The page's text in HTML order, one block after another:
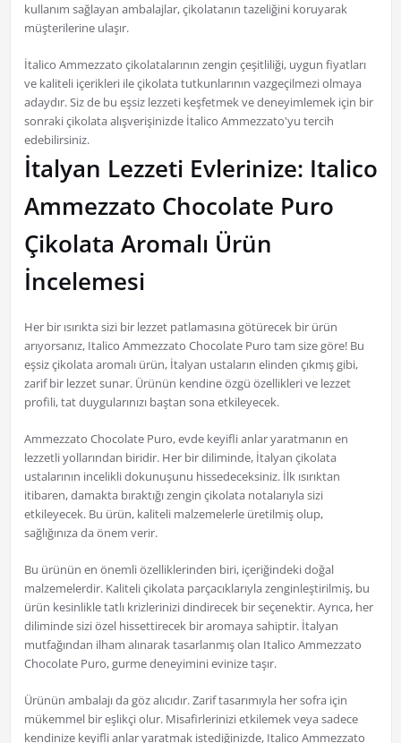
kullanım sağlayan ambalajlar, çikolatanın tazeliğini koruyarak
müşterilerine ulaşır.
İtalico Ammezzato çikolatalarının zengin çeşitliliği, uygun fiyatları
ve kaliteli içerikleri ile çikolata tutkunlarının vazgeçilmezi olmaya
adaydır. Siz de bu eşsiz lezzeti keşfetmek ve deneyimlemek için bir
sonraki çikolata alışverişinizde İtalico Ammezzato'yu tercih
edebilirsiniz.
İtalyan Lezzeti Evlerinize: Italico
Ammezzato Chocolate Puro
Çikolata Aromalı Ürün
İncelemesi
Her bir ısırıkta sizi bir lezzet patlamasına götürecek bir ürün
arıyorsanız, Italico Ammezzato Chocolate Puro tam size göre! Bu
eşsiz çikolata aromalı ürün, İtalyan ustaların elinden çıkmış gibi,
zarif bir lezzet sunar. Ürünün kendine özgü özellikleri ve lezzet
profili, tat duygularınızı baştan sona etkileyecek.
Ammezzato Chocolate Puro, evde keyifli anlar yaratmanın en
lezzetli yollarından biridir. Her bir diliminde, İtalyan çikolata
ustalarının incelikli dokunuşunu hissedeceksiniz. İlk ısırıktan
itibaren, damakta bıraktığı zengin çikolata notalarıyla sizi
etkileyecek. Bu ürün, kaliteli malzemelerle üretilmiş olup,
sağlığınıza da önem verir.
Bu ürünün en önemli özelliklerinden biri, içeriğindeki doğal
malzemelerdir. Kaliteli çikolata parçacıklarıyla zenginleştirilmiş, bu
ürün kesinlikle tatlı krizlerinizi dindirecek bir seçenektir. Ayrıca, her
diliminde sizi özel hissettirecek bir aromaya sahiptir. İtalyan
mutfağından ilham alınarak tasarlanmış olan Italico Ammezzato
Chocolate Puro, gurme deneyimini evinize taşır.
Ürünün ambalajı da göz alıcıdır. Zarif tasarımıyla her sofra için
mükemmel bir eşlikçi olur. Misafirlerinizi etkilemek veya sadece
kendinize keyifli anlar yaratmak istediğinizde, Italico Ammezzato